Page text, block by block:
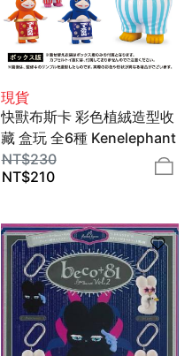
現貨
快獸布斯卡 彩色植絨造型收
藏 盒玩 全6種 Kenelephant
NT$230
NT$210